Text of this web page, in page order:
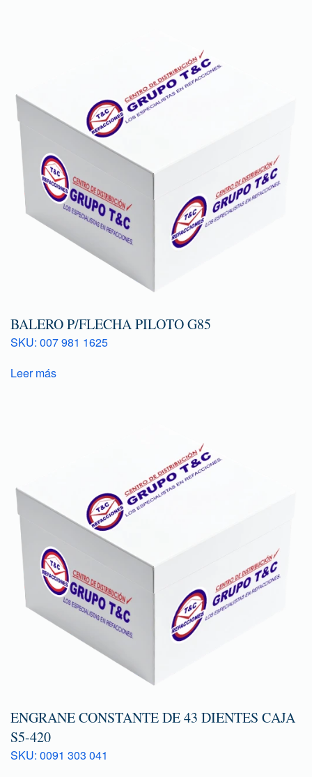
BALERO P/FLECHA PILOTO G85
SKU: 007 981 1625
Leer más
ENGRANE CONSTANTE DE 43 DIENTES CAJA
S5-420
SKU: 0091 303 041